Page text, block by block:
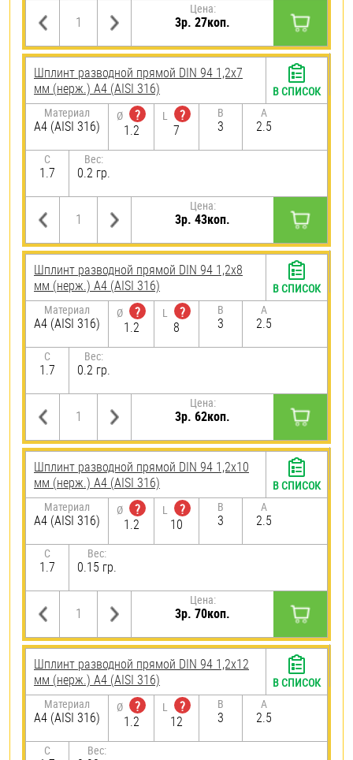
Цена:
3р. 27коп.
Шплинт разводной прямой DIN 94 1,2х7
мм (нерж.) A4 (AISI 316)
Материал
A4 (AISI 316)
Ø
?
1.2
L
?
7
B
3
A
2.5
C
1.7
Вес:
0.2 гр.
Цена:
3р. 43коп.
В СПИСОК
Шплинт разводной прямой DIN 94 1,2х8
мм (нерж.) A4 (AISI 316)
Материал
A4 (AISI 316)
Ø
?
1.2
L
?
8
B
3
A
2.5
C
1.7
Вес:
0.2 гр.
Цена:
3р. 62коп.
В СПИСОК
Шплинт разводной прямой DIN 94 1,2х10
мм (нерж.) A4 (AISI 316)
Материал
A4 (AISI 316)
Ø
?
1.2
L
?
10
B
3
A
2.5
C
1.7
Вес:
0.15 гр.
Цена:
3р. 70коп.
В СПИСОК
Шплинт разводной прямой DIN 94 1,2х12
мм (нерж.) A4 (AISI 316)
Материал
A4 (AISI 316)
Ø
?
1.2
L
?
12
B
3
A
2.5
C Вес:
В СПИСОК